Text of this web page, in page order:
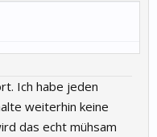
Ich habe jeden
weiterhin keine
das echt mühsam